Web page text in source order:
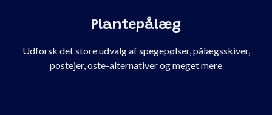
Plantepålæg
Udforsk det store udvalg af spegepølser, pålægsskiver,
postejer, oste-alternativer og meget mere